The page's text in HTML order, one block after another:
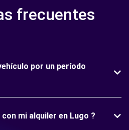
frecuentes
por un período
mi alquiler en Lugo ?